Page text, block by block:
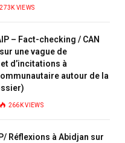
273K VIEWS
– Fact-checking / CAN
une vague de
d’incitations à
autour de la
266KVIEWS
Réflexions à Abidjan sur